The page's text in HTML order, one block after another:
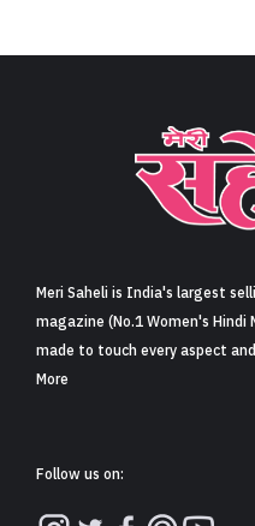
Meri Saheli is India's largest
magazine (No.1 Women's
made to touch every aspect
More
Follow us on: